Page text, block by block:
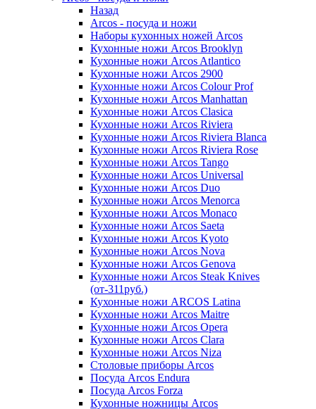
Назад
Arcos - посуда и ножи
Наборы кухонных ножей Arcos
Кухонные ножи Arcos Brooklyn
Кухонные ножи Arcos Atlantico
Кухонные ножи Arcos 2900
Кухонные ножи Arcos Colour Prof
Кухонные ножи Arcos Manhattan
Кухонные ножи Arcos Clasica
Кухонные ножи Arcos Riviera
Кухонные ножи Arcos Riviera Blanca
Кухонные ножи Arcos Riviera Rose
Кухонные ножи Arcos Tango
Кухонные ножи Arcos Universal
Кухонные ножи Arcos Duo
Кухонные ножи Arcos Menorca
Кухонные ножи Arcos Monaco
Кухонные ножи Arcos Saeta
Кухонные ножи Arcos Kyoto
Кухонные ножи Arcos Nova
Кухонные ножи Arcos Genova
Кухонные ножи Arcos Steak Knives
(от-311руб.)
Кухонные ножи ARCOS Latina
Кухонные ножи Arcos Maitre
Кухонные ножи Arcos Opera
Кухонные ножи Arcos Clara
Кухонные ножи Arcos Niza
Столовые приборы Arcos
Посуда Arcos Endura
Посуда Arcos Forza
Кухонные ножницы Arcos